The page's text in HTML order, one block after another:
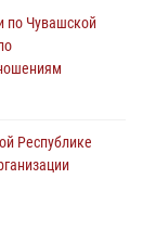
в
гвардии
по Чувашской
Республике